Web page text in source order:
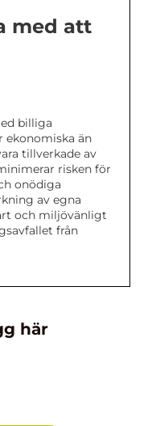
med att
billiga
ekonomiska än
tillverkade av
risken för
onödiga
av egna
och miljövänligt
från
här